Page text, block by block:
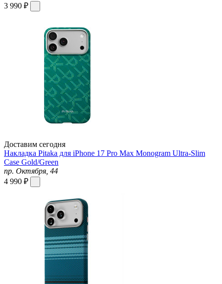
3 990 ₽
Доставим сегодня
Накладка Pitaka для iPhone 17 Pro Max Monogram Ultra-Slim
Case Gold/Green
пр. Октября, 44
4 990 ₽